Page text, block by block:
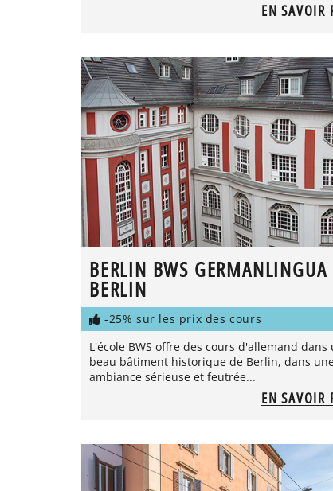
EN SAVOIR
BERLIN BWS GERMANLINGUA
BERLIN
-25% sur les prix des cours
L'école BWS offre des cours d'allemand dans
beau bâtiment historique de Berlin, dans
ambiance sérieuse et feutrée...
EN SAVOIR